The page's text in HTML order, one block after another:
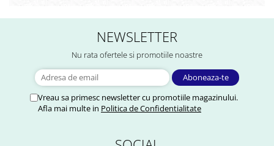
NEWSLETTER
Nu rata ofertele si promotiile noastre
Vreau sa primesc newsletter cu promotiile magazinului.
Afla mai multe in Politica de Confidentialitate